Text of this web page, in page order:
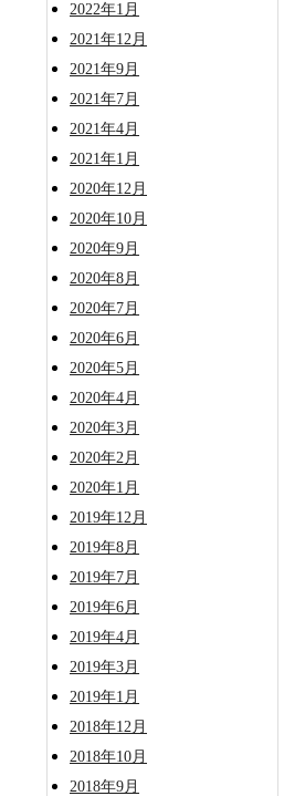
2022年1月
2021年12月
2021年9月
2021年7月
2021年4月
2021年1月
2020年12月
2020年10月
2020年9月
2020年8月
2020年7月
2020年6月
2020年5月
2020年4月
2020年3月
2020年2月
2020年1月
2019年12月
2019年8月
2019年7月
2019年6月
2019年4月
2019年3月
2019年1月
2018年12月
2018年10月
2018年9月